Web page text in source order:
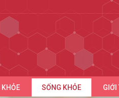
KHỎE SỐNG KHỎE GIỚI